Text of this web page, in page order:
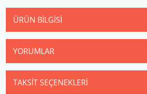
ÜRÜN BILGISI
YORUMLAR
TAKSIT SEÇENEKLERI